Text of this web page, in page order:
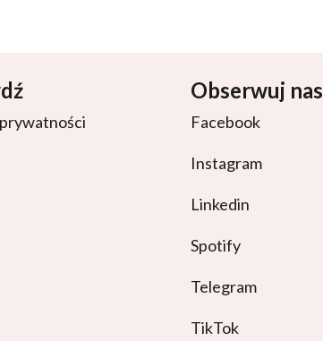
Obserwuj nas
Facebook
Instagram
Linkedin
Spotify
Telegram
TikTok